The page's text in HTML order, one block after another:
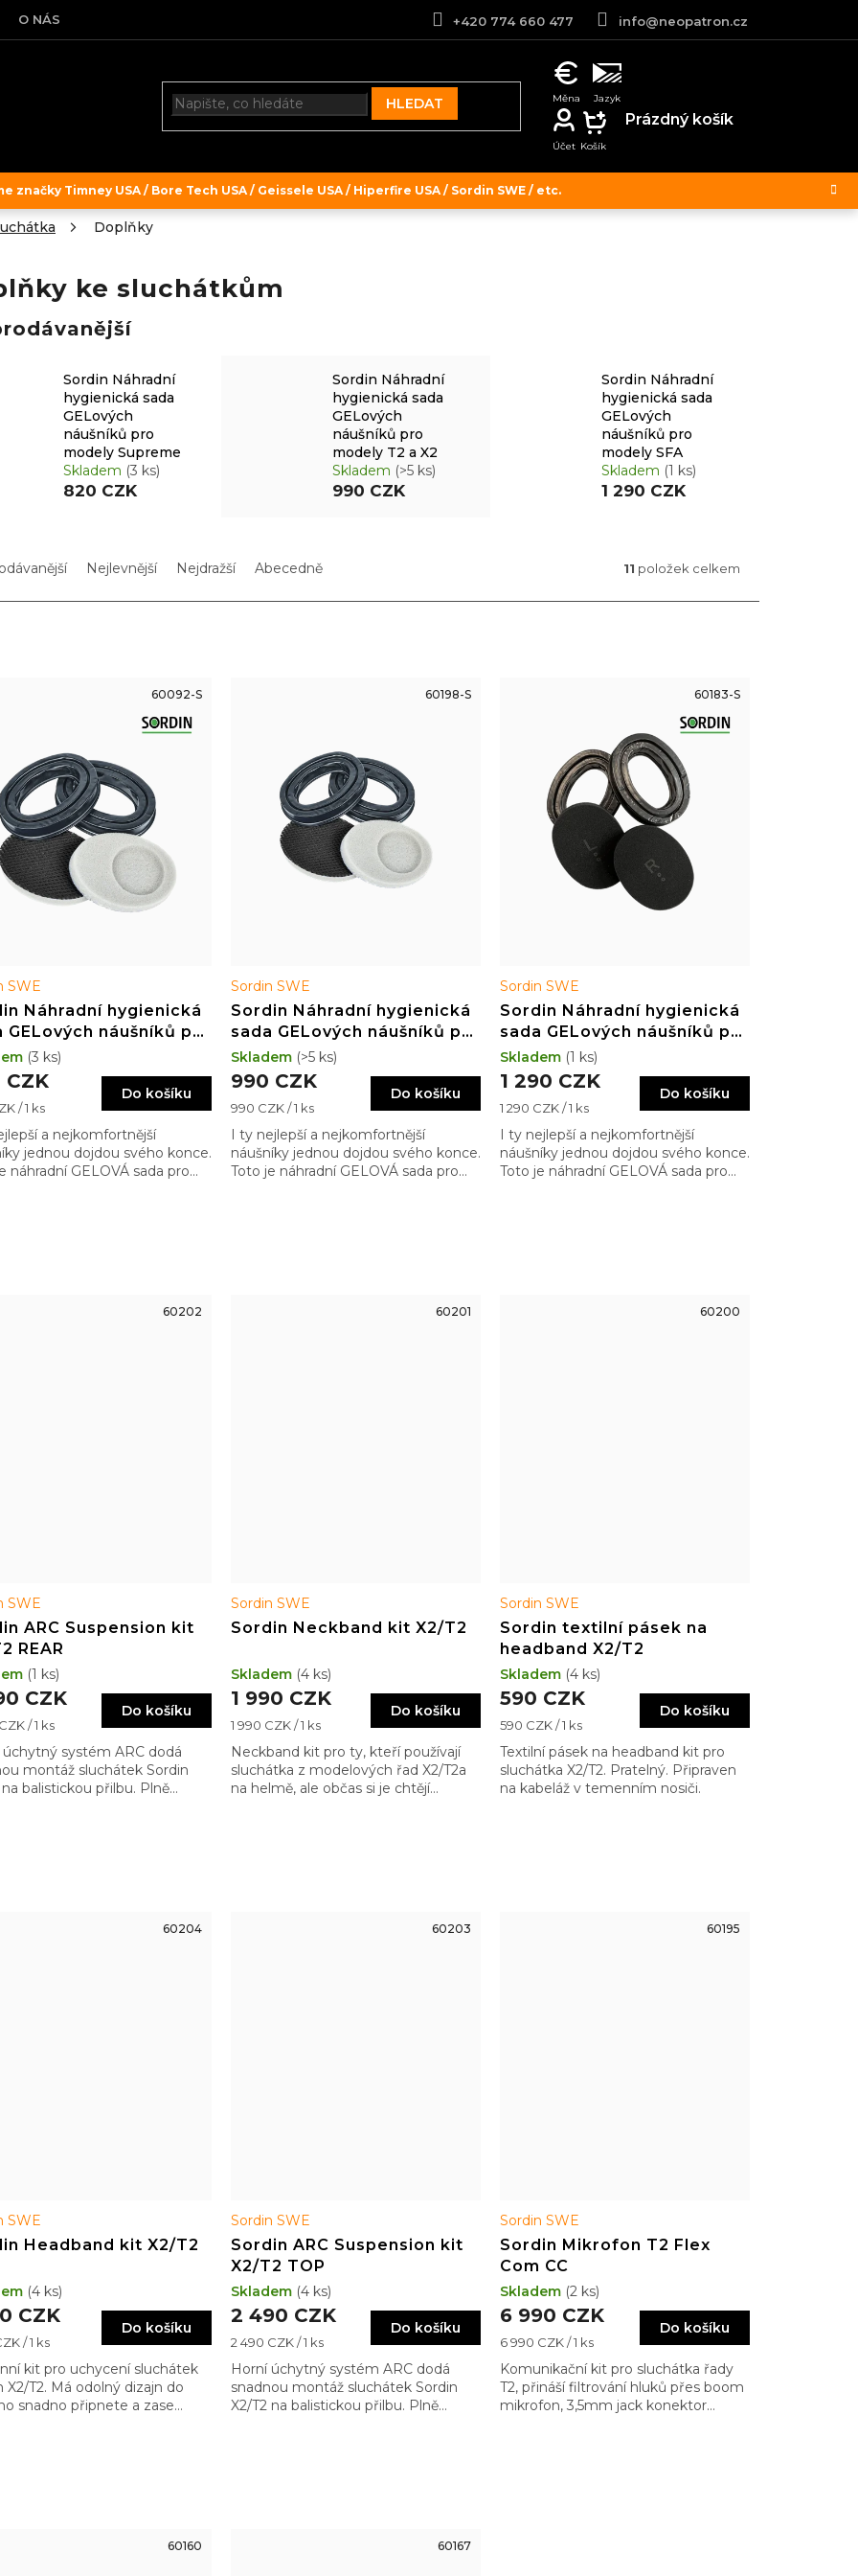
značky Timney USA / Bore Tech USA / Geissele USA / Hiperfire USA / Sordin SWE / etc.
+420 774 660 477 info@neopatron.cz
O NÁS
HLEDAT
NÁKUPNÍ
KOŠÍK
Prázdný košík
Doplňky
ke sluchátkům
Sordin Náhradní
hygienická sada
GELových
náušníků pro
modely Supreme
Skladem (3 ks)
820 CZK
Sordin Náhradní
hygienická sada
GELových
náušníků pro
modely T2 a X2
Skladem (>5 ks)
990 CZK
Sordin Náhradní
hygienická sada
GELových
náušníků pro
modely SFA
Skladem (1 ks)
1 290 CZK
Nejlevnější Nejdražší Abecedně 11 položek celkem
SWE
Náhradní hygienická
GELových náušníků pro
Supreme
CZK
/ 1 ks
Do košíku
a nejkomfortnější
jednou dojdou svého konce.
náhradní GELOVÁ sada pro
(3 ks)
60092-S
Sordin SWE
Sordin Náhradní hygienická
sada GELových náušníků pro
modely T2 a X2
990 CZK
Měrná
990 CZK / 1 ks
Do košíku
I ty nejlepší a nejkomfortnější
náušníky jednou dojdou svého konce.
Toto je náhradní GELOVÁ sada pro
Skladem (>5 ks)
60198-S
Sordin SWE
Sordin Náhradní hygienická
sada GELových náušníků pro
modely SFA
1 290 CZK
Měrná
1 290 CZK / 1 ks
Do košíku
I ty nejlepší a nejkomfortnější
náušníky jednou dojdou svého konce.
Toto je náhradní GELOVÁ sada pro
Skladem (1 ks)
60183-S
SWE
ARC Suspension kit
REAR
CZK
/ 1 ks
Do košíku
úchytný systém ARC dodá
montáž sluchátek Sordin
na balistickou přilbu. Plně
(1 ks)
60202
Sordin SWE
Sordin Neckband kit X2/T2
1 990 CZK
Měrná
1 990 CZK / 1 ks
Do košíku
Neckband kit pro ty, kteří používají
sluchátka z modelových řad X2/T2a
na helmě, ale občas si je chtějí
Skladem (4 ks)
60201
Sordin SWE
Sordin textilní pásek na
headband X2/T2
590 CZK
Měrná
590 CZK / 1 ks
Do košíku
Textilní pásek na headband kit pro
sluchátka X2/T2. Pratelný. Připraven
na kabeláž v temenním nosiči.
Skladem (4 ks)
60200
SWE
Headband kit X2/T2
CZK
/ 1 ks
Do košíku
kit pro uchycení sluchátek
X2/T2. Má odolný dizajn do
snadno připnete a zase
(4 ks)
60204
Sordin SWE
Sordin ARC Suspension kit
X2/T2 TOP
2 490 CZK
Měrná
2 490 CZK / 1 ks
Do košíku
Horní úchytný systém ARC dodá
snadnou montáž sluchátek Sordin
X2/T2 na balistickou přilbu. Plně
Skladem (4 ks)
60203
Sordin SWE
Sordin Mikrofon T2 Flex
Com CC
6 990 CZK
Měrná
6 990 CZK / 1 ks
Do košíku
Komunikační kit pro sluchátka řady
T2, přináší filtrování hluků přes boom
mikrofon, 3,5mm jack konektor
Skladem (2 ks)
60195
60160 60167